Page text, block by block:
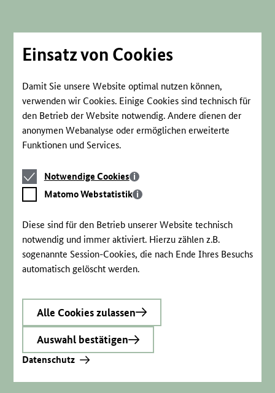
Einsatz von Cookies
Damit Sie unsere Website optimal nutzen können,
verwenden wir Cookies. Einige Cookies sind technisch für
den Betrieb der Website notwendig. Andere dienen der
anonymen Webanalyse oder ermöglichen erweiterte
Funktionen und Services.
Notwendige
Cookies
Notwendige Cookies
Matomo
Webstatistik
Matomo Webstatistik
Diese sind für den Betrieb unserer Website technisch
notwendig und immer aktiviert. Hierzu zählen z.B.
sogenannte Session-Cookies, die nach Ende Ihres Besuchs
automatisch gelöscht werden.
Alle Cookies zulassen
Auswahl bestätigen
Datenschutz